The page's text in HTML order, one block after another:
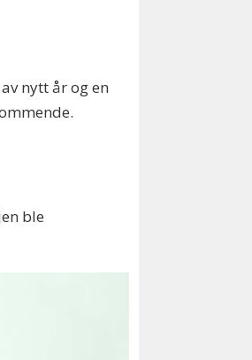
nytt år og en
ble